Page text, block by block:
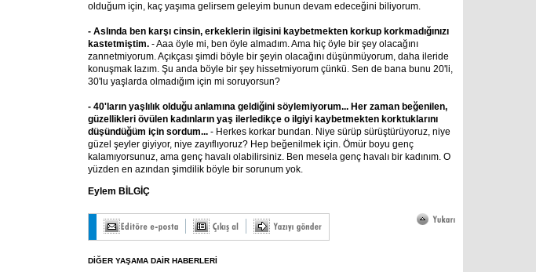
olduğum için, kaç yaşıma gelirsem geleyim bunun devam edeceğini biliyorum.
- Aslında ben karşı cinsin, erkeklerin ilgisini kaybetmekten korkup korkmadığınızı
kastetmiştim. - Aaa öyle mi, ben öyle almadım. Ama hiç öyle bir şey olacağını
zannetmiyorum. Açıkçası şimdi böyle bir şeyin olacağını düşünmüyorum, daha ileride
konuşmak lazım. Şu anda böyle bir şey hissetmiyorum çünkü. Sen de bana bunu 20'li,
30'lu yaşlarda olmadığım için mi soruyorsun?
- 40'ların yaşlılık olduğu anlamına geldiğini söylemiyorum... Her zaman beğenilen,
güzellikleri övülen kadınların yaş ilerledikçe o ilgiyi kaybetmekten korktuklarını
düşündüğüm için sordum... - Herkes korkar bundan. Niye sürüp sürüştürüyoruz, niye
güzel şeyler giyiyor, niye zayıflıyoruz? Hep beğenilmek için. Ömür boyu genç
kalamıyorsunuz, ama genç havalı olabilirsiniz. Ben mesela genç havalı bir kadınım. O
yüzden en azından şimdilik böyle bir sorunum yok.
Eylem BİLGİÇ
DİĞER YAŞAMA DAİR HABERLERİ